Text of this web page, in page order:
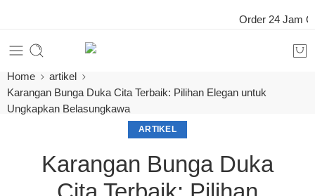
Order 24 Jam
Home
artikel
Karangan Bunga Duka Cita Terbaik: Pilihan Elegan untuk
Ungkapkan Belasungkawa
ARTIKEL
Karangan Bunga Duka